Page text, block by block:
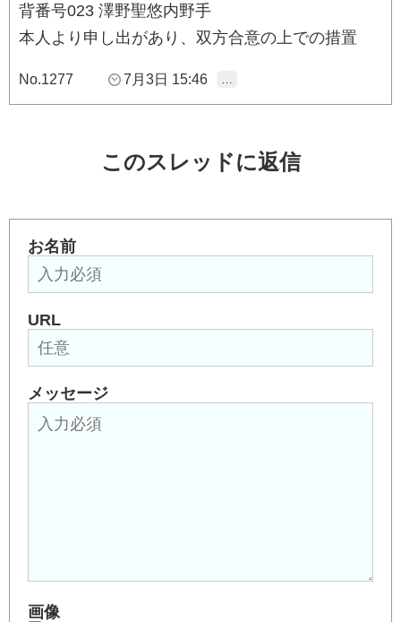
背番号023 澤野聖悠内野手
本人より申し出があり、双方合意の上での措置
No.1277 7月3日 15:46 …
このスレッドに返信
お名前
URL
メッセージ
画像